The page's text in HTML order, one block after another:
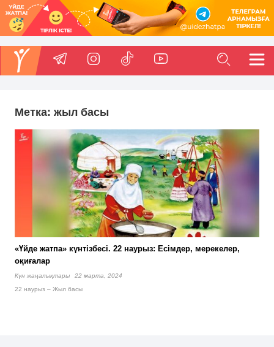
Метка: жыл басы
«Үйде жатпа» күнтізбесі. 22 наурыз: Есімдер, мерекелер,
оқиғалар
Күн жаңалықтары
22 марта, 2024
22 наурыз – Жыл басы